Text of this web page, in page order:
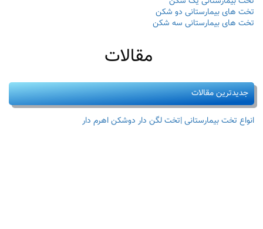
تخت های بیمارستانی دو شکن
تخت های بیمارستانی سه شکن
مقالات
جدیدترین مقالات
انواع تخت بیمارستانی |تخت لگن دار دوشکن اهرم دار